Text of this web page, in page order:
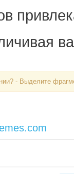
- Выделите